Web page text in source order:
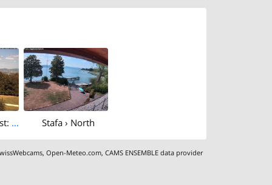
Egg › North-east: Hochwacht - Greifensee Stafa › North
,Open-Meteo.com,CAMS ENSEMBLE data provider